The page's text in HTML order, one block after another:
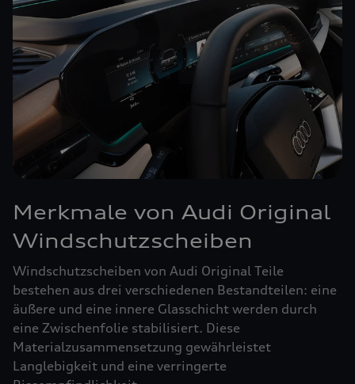
Merkmale von Audi Original
Windschutzscheiben
Windschutzscheiben von Audi Original Teile
bestehen aus drei verschiedenen Bestandteilen: eine
äußere und eine innere Glasschicht werden durch
eine Zwischenfolie stabilisiert. Diese
Materialzusammensetzung gewährleistet
Langlebigkeit und eine verringerte